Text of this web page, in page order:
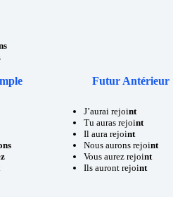
Futur Antérieur
J’aurai rejoint
Tu auras rejoint
Il aura rejoint
Nous aurons rejoint
Vous aurez rejoint
Ils auront rejoint